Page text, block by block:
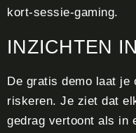
kort‑sessie‑gaming.
INZICHTEN
De gratis demo laat je
riskeren. Je ziet dat
gedrag vertoont als in